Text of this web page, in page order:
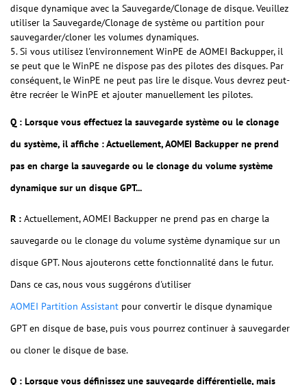
disque dynamique avec la Sauvegarde/Clonage de disque. Veuillez
utiliser la Sauvegarde/Clonage de système ou partition pour
sauvegarder/cloner les volumes dynamiques.
5. Si vous utilisez l'environnement WinPE de AOMEI Backupper, il
se peut que le WinPE ne dispose pas des pilotes des disques. Par
conséquent, le WinPE ne peut pas lire le disque. Vous devrez peut-
être recréer le WinPE et ajouter manuellement les pilotes.
Q : Lorsque vous effectuez la sauvegarde système ou le clonage
du système, il affiche : Actuellement, AOMEI Backupper ne prend
pas en charge la sauvegarde ou le clonage du volume système
dynamique sur un disque GPT...
R : Actuellement, AOMEI Backupper ne prend pas en charge la
sauvegarde ou le clonage du volume système dynamique sur un
disque GPT. Nous ajouterons cette fonctionnalité dans le futur.
Dans ce cas, nous vous suggérons d'utiliser
AOMEI Partition Assistant pour convertir le disque dynamique
GPT en disque de base, puis vous pourrez continuer à sauvegarder
ou cloner le disque de base.
Q : Lorsque vous définissez une sauvegarde différentielle, mais